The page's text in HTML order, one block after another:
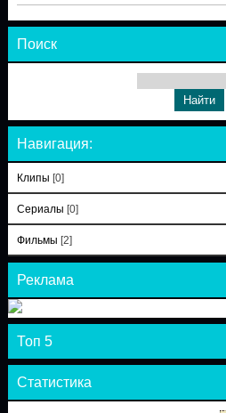
Поиск
Навигация:
Клипы [0]
Сериалы [0]
Фильмы [2]
Реклама
Топ 5
Статистика